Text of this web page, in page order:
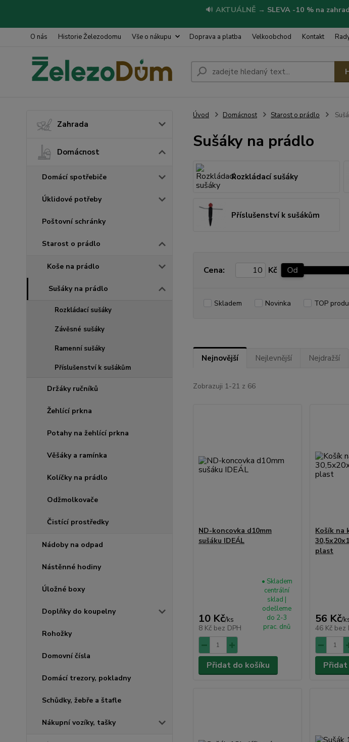
🔊 AKTUÁLNĚ → SLEVA -10 % na
O nás Historie Železodomu Vše o nákupu Doprava a platba Velkoobchod Kontakt
Zahrada
Domácnost
Domácí spotřebiče
Úklidové potřeby
Poštovní schránky
Starost o prádlo
Koše na prádlo
Sušáky na prádlo
Rozkládací sušáky
Závěsné sušáky
Ramenní sušáky
Příslušenství k sušákům
Držáky ručníků
Žehlící prkna
Potahy na žehlící prkna
Věšáky a ramínka
Kolíčky na prádlo
Odžmolkovače
Čistící prostředky
Nádoby na odpad
Nástěnné hodiny
Úložné boxy
Doplňky do koupelny
Rohožky
Domovní čísla
Domácí trezory, pokladny
Schůdky, žebře a štafle
Nákupní vozíky, tašky
Úvod Domácnost Starost o prádlo
Sušáky na prádlo
Rozkládací sušáky
Příslušenství k sušákům
Cena: Kč Od
Skladem Novinka TOP
Nejnovější Nejlevnější Nejdražší
Zobrazuji 1-21 z 66
ND-koncovka d10mm
sušáku IDEÁL
10 Kč/ks
8 Kč bez DPH
• Skladem
centrální
sklad |
odešleme
do 2-3
prac. dnů
Přidat do košíku
Košík na
plast
56 Kč/
46 Kč bez
Přidat